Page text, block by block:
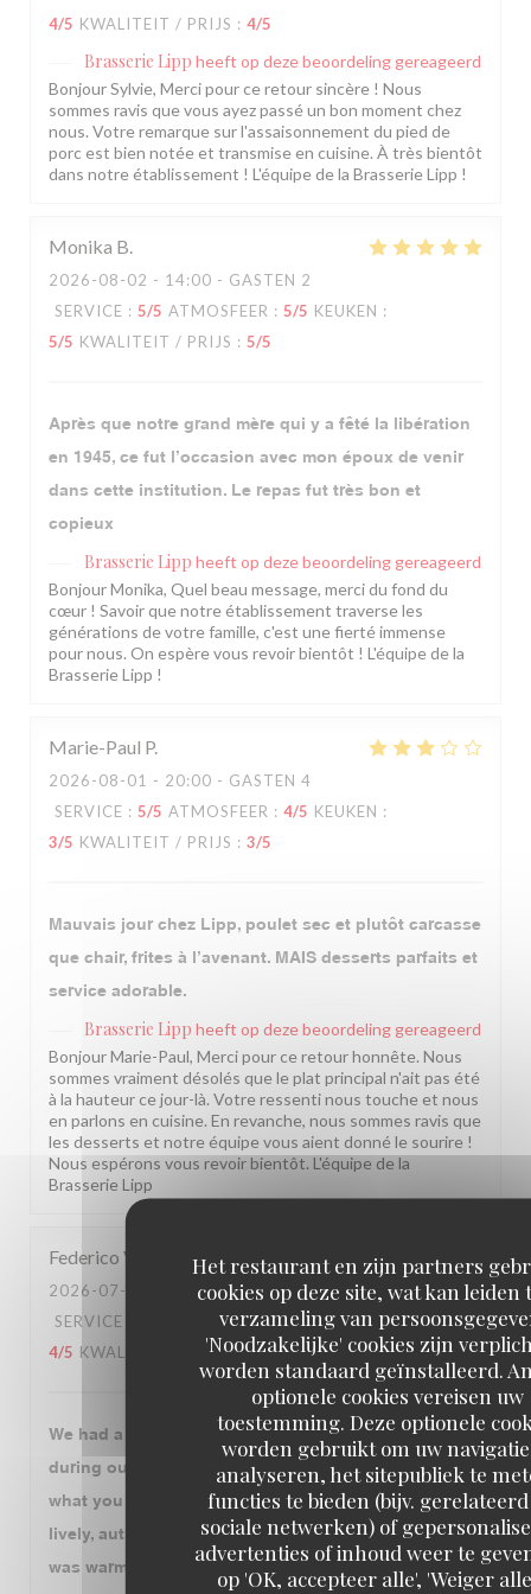
Het restaurant en zijn partners
cookies op deze site, wat kan leiden
verzameling van
'Noodzakelijke' cookies zijn
worden standaard geïnstalleerd.
optionele cookies vereisen uw
toestemming. Deze optionele
worden gebruikt om uw
analyseren, het sitepubliek te
functies te bieden (bijv.
sociale netwerken) of
advertenties of inhoud weer te
op 'OK, accepteer alle', 'Weiger
4/5 KWALITEIT / PRIJS : 4/5
Brasserie Lipp heeft op deze beoordeling gereageerd
Bonjour Sylvie, Merci pour ce retour sincère ! Nous
sommes ravis que vous ayez passé un bon moment chez
nous. Votre remarque sur l'assaisonnement du pied de
porc est bien notée et transmise en cuisine. À très bientôt
dans notre établissement ! L'équipe de la Brasserie Lipp !
Monika B
2026-08-02 - 14:00 - GASTEN 2
SERVICE : 5/5 ATMOSFEER : 5/5 KEUKEN :
5/5 KWALITEIT / PRIJS : 5/5
Après que notre grand mère qui y a fêté la libération
en 1945, ce fut l’occasion avec mon époux de venir
dans cette institution. Le repas fut très bon et
copieux
Brasserie Lipp heeft op deze beoordeling gereageerd
Bonjour Monika, Quel beau message, merci du fond du
cœur ! Savoir que notre établissement traverse les
générations de votre famille, c'est une fierté immense
pour nous. On espère vous revoir bientôt ! L'équipe de la
Brasserie Lipp !
Marie-Paul P
2026-08-01 - 20:00 - GASTEN 4
SERVICE : 5/5 ATMOSFEER : 4/5 KEUKEN :
3/5 KWALITEIT / PRIJS : 3/5
Mauvais jour chez Lipp, poulet sec et plutôt carcasse
que chair, frites à l’avenant. MAIS desserts parfaits et
service adorable.
Brasserie Lipp heeft op deze beoordeling gereageerd
Bonjour Marie-Paul, Merci pour ce retour honnête. Nous
sommes vraiment désolés que le plat principal n'ait pas été
à la hauteur ce jour-là. Votre ressenti nous touche et nous
en parlons en cuisine. En revanche, nous sommes ravis que
les desserts et notre équipe vous aient donné le sourire !
Nous espérons vous revoir bientôt. L'équipe de la
Brasserie Lipp
Federico V
2026-07-30
- 20:00 - GASTEN 3
SERVICE
ATMOSFEER: 4/5 KEUKEN :
4/5 KWALITEIT / PRIJS: 4/5
We had a very enjoyable dinner at Brasserie Lipp
during our visit to Paris. The atmosphere is exactly
what you expect from a historic Parisian brasserie:
lively, authentic, and full of character. The service
was warm, attentive, and professional throughout the